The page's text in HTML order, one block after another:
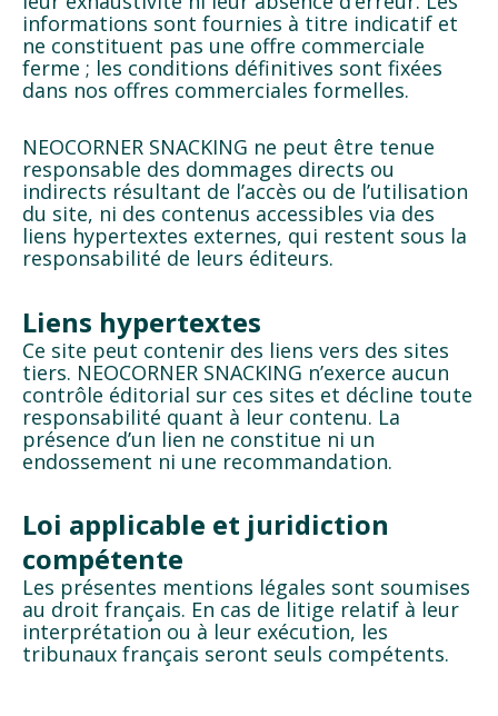
informations sont fournies à titre indicatif et
ne constituent pas une offre commerciale
ferme ; les conditions définitives sont fixées
dans nos offres commerciales formelles.
NEOCORNER SNACKING ne peut être tenue
responsable des dommages directs ou
indirects résultant de l’accès ou de l’utilisation
du site, ni des contenus accessibles via des
liens hypertextes externes, qui restent sous la
responsabilité de leurs éditeurs.
Liens hypertextes
Ce site peut contenir des liens vers des sites
tiers. NEOCORNER SNACKING n’exerce aucun
contrôle éditorial sur ces sites et décline toute
responsabilité quant à leur contenu. La
présence d’un lien ne constitue ni un
endossement ni une recommandation.
Loi applicable et juridiction
compétente
Les présentes mentions légales sont soumises
au droit français. En cas de litige relatif à leur
interprétation ou à leur exécution, les
tribunaux français seront seuls compétents.